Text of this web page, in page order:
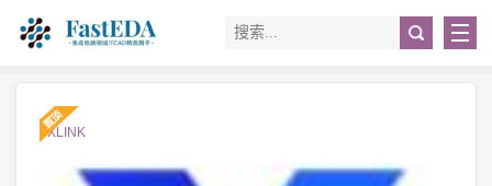
#XLINK